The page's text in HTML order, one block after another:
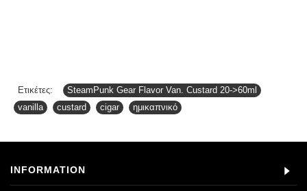
Ετικέτες: SteamPunk Gear Flavor Van. Custard 20->60ml
vanilla
custard cigar ημικαπνικό
INFORMATION